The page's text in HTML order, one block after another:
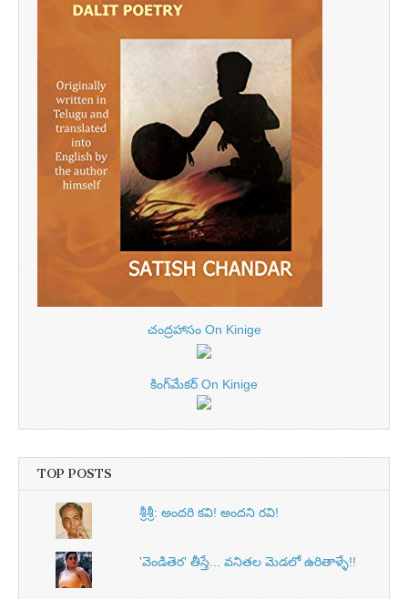
చంద్రహాసం On Kinige
కింగ్‌మేకర్ On Kinige
TOP POSTS
శ్రీశ్రీ: అందరి కవి! అందని రవి!
'వెండితెర' తీస్తే... వనితల మెడలో ఉరితాళ్ళే!!